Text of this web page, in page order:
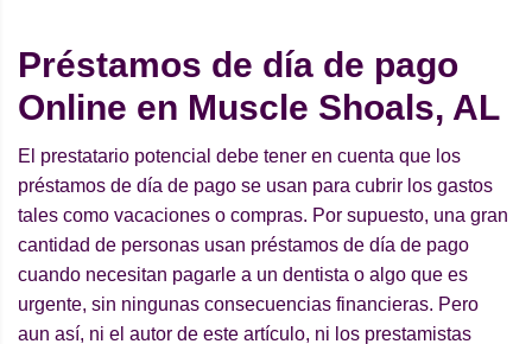
Préstamos de día de pago
Online en Muscle Shoals, AL
El prestatario potencial debe tener en cuenta que los
préstamos de día de pago se usan para cubrir los gastos
tales como vacaciones o compras. Por supuesto, una gran
cantidad de personas usan préstamos de día de pago
cuando necesitan pagarle a un dentista o algo que es
urgente, sin ningunas consecuencias financieras. Pero
aun así, ni el autor de este artículo, ni los prestamistas